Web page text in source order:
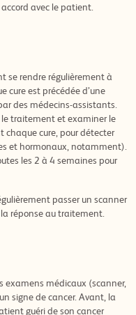
avec le patient.
se rendre régulièrement à
cure est précédée d’une
des médecins-assistants.
le traitement et examiner le
chaque cure, pour détecter
et hormonaux, notamment).
les 2 à 4 semaines pour
passer un scanner
réponse au traitement.
examens médicaux (scanner,
signe de cancer. Avant, la
guéri de son cancer